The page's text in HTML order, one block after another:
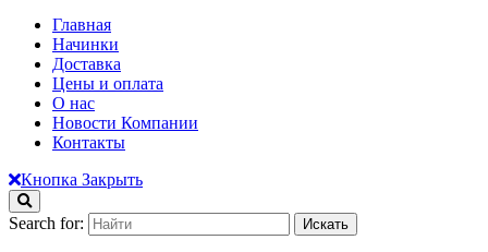
Главная
Начинки
Доставка
Цены и оплата
О нас
Новости Компании
Контакты
Кнопка Закрыть
Search for: